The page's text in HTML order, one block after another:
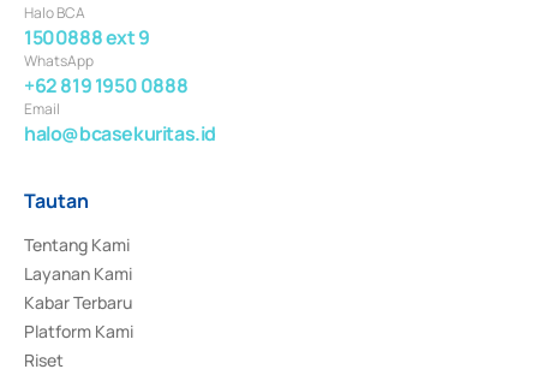
Halo BCA
1500888 ext 9
WhatsApp
+62 819 1950 0888
Email
halo@bcasekuritas.id
Tautan
Tentang Kami
Layanan Kami
Kabar Terbaru
Platform Kami
Riset